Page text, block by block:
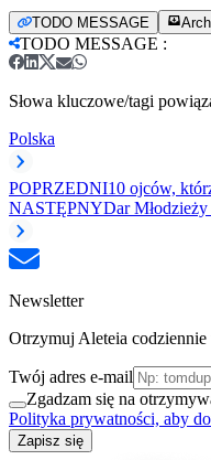
TODO MESSAGE
TODO MESSAGE :
Słowa kluczowe/tagi
Polska
POPRZEDNI10 ojców,
NASTĘPNYDar
Newsletter
Otrzymuj Aleteia
Twój adres e-mail
Zgadzam się na
Polityka prywatności, aby
Zapisz się